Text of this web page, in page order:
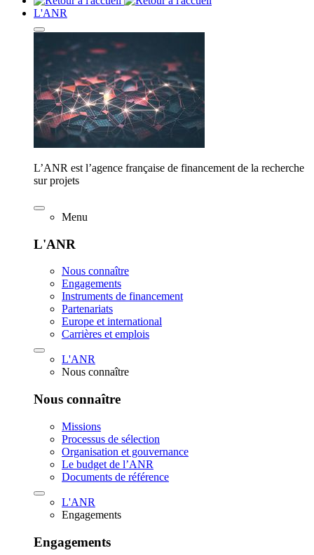
L'ANR
L’ANR est l’agence française de financement de la recherche
sur projets
Menu
L'ANR
Nous connaître
Engagements
Instruments de financement
Partenariats
Europe et international
Carrières et emplois
L'ANR
Nous connaître
Nous connaître
Missions
Processus de sélection
Organisation et gouvernance
Le budget de l’ANR
Documents de référence
L'ANR
Engagements
Engagements